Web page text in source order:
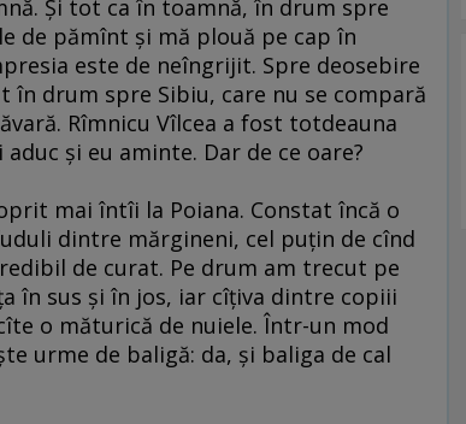
Şi tot ca în toamnă, în drum spre
de pămînt şi mă plouă pe cap în
este de neîngrijit. Spre deosebire
în drum spre Sibiu, care nu se compară
Rîmnicu Vîlcea a fost totdeauna
şi eu aminte. Dar de ce oare?
mai întîi la Poiana. Constat încă o
dintre mărgineni, cel puţin de cînd
de curat. Pe drum am trecut pe
în sus şi în jos, iar cîţiva dintre copiii
o măturică de nuiele. Într-un mod
urme de baligă: da, şi baliga de cal